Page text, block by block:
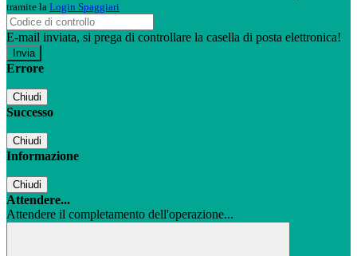
tramite la Login Spaggiari
E-mail inviata, si prega di controllare la casella di posta elettronica!
Errore
Chiudi
Successo
Chiudi
Informazione
Chiudi
Attendere...
Attendere il completamento dell'operazione...